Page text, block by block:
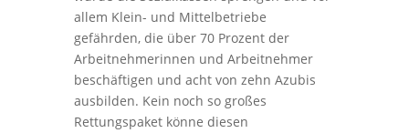
allem Klein- und Mittelbetriebe
gefährden, die über 70 Prozent der
Arbeitnehmerinnen und Arbeitnehmer
beschäftigen und acht von zehn Azubis
ausbilden. Kein noch so großes
Rettungspaket könne diesen